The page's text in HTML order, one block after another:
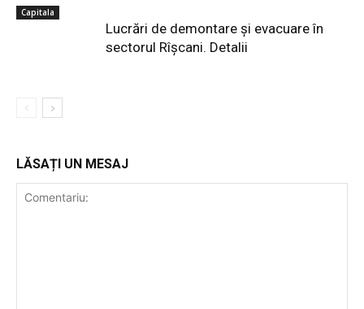
Capitala
Lucrări de demontare și evacuare în
sectorul Rîșcani. Detalii
LĂSAȚI UN MESAJ